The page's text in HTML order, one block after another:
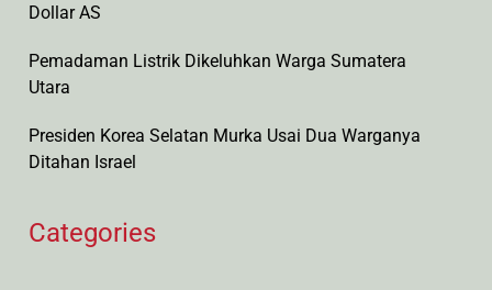
Dollar AS
Pemadaman Listrik Dikeluhkan Warga Sumatera
Utara
Presiden Korea Selatan Murka Usai Dua Warganya
Ditahan Israel
Categories